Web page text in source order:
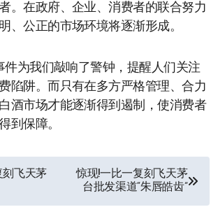
。在政府、企业、消费者的联合努力
、公正的市场环境将逐渐形成。
件为我们敲响了警钟，提醒人们关注
陷阱。而只有在多方严格管理、合力
酒市场才能逐渐得到遏制，使消费者
到保障。
刻飞天茅
惊现!一比一复刻飞天茅
台批发渠道“朱唇皓齿”